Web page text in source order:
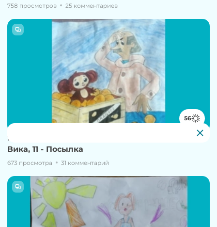
758 просмотров 25 комментариев
56
10 июня, 18:14
Вика, 11 - Посылка
673 просмотра 31 комментарий